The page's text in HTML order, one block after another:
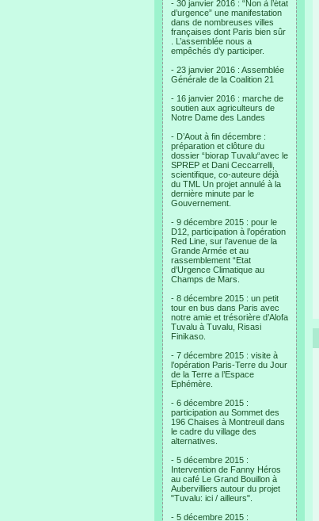
- 30 janvier 2016 : “Non à l’état
d’urgence” une manifestation
dans de nombreuses villes
françaises dont Paris bien sûr
. L’assemblée nous a
empêchés d’y participer.
- 23 janvier 2016 : Assemblée
Générale de la Coalition 21
- 16 janvier 2016 : marche de
soutien aux agriculteurs de
Notre Dame des Landes
- D’Aout à fin décembre :
préparation et clôture du
dossier “biorap Tuvalu“avec le
SPREP et Dani Ceccarrelli,
scientifique, co-auteure déjà
du TML Un projet annulé à la
dernière minute par le
Gouvernement.
- 9 décembre 2015 : pour le
D12, participation à l’opération
Red Line, sur l’avenue de la
Grande Armée et au
rassemblement “Etat
d’Urgence Climatique au
Champs de Mars.
- 8 décembre 2015 : un petit
tour en bus dans Paris avec
notre amie et trésorière d’Alofa
Tuvalu à Tuvalu, Risasi
Finikaso.
- 7 décembre 2015 : visite à
l’opération Paris-Terre du Jour
de la Terre a l’Espace
Ephémère.
- 6 décembre 2015 :
participation au Sommet des
196 Chaises à Montreuil dans
le cadre du village des
alternatives.
- 5 décembre 2015 :
Intervention de Fanny Héros
au café Le Grand Bouillon à
Aubervilliers autour du projet
"Tuvalu: ici / ailleurs".
- 5 décembre 2015 :